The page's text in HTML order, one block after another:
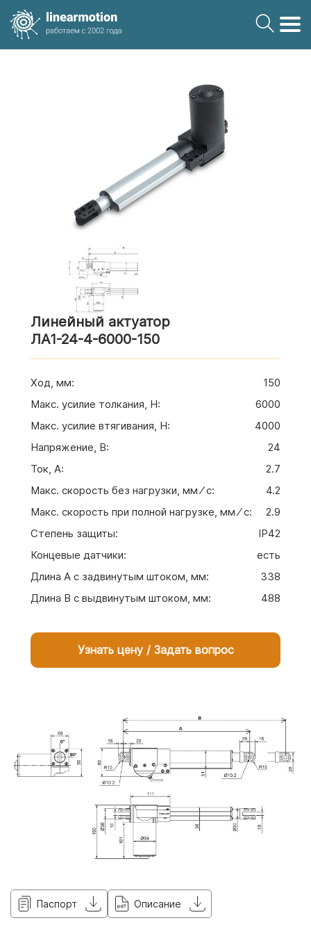
Линейный актуатор
ЛА1-24-4-6000-150
Ход, мм:
150
Макс. усилие толкания, Н:
6000
Макс. усилие втягивания, Н:
4000
Напряжение, В:
24
Ток, А:
2.7
Макс. скорость без нагрузки, мм ⁄ с:
4.2
Макс. скорость при полной нагрузке, мм ⁄ с:
2.9
Степень защиты:
IP42
Концевые датчики:
есть
Длина A с задвинутым штоком, мм:
338
Длина B с выдвинутым штоком, мм: 488
Узнать цену / Задать вопрос
Паспорт Описание